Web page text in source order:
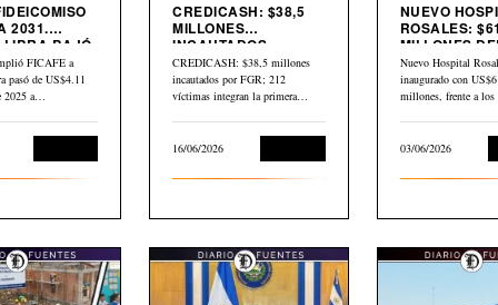
2031.
LIBRA BAJÓ
FICAFE a
pasó de US$4.11
2025 a…
CREDICASH: $38,5
MILLONES
INCAUTADOS.
INICIAN DEVOLUCIÓN
CREDICASH: $38,5 millones
incautados por FGR; 212
víctimas integran la primera
16/06/2026
NUEVO
ROSALES:
MILLONES
$80 MILLONES
BID
Nuevo Hospital
inaugurado con
millones, frente a los
03/06/2026